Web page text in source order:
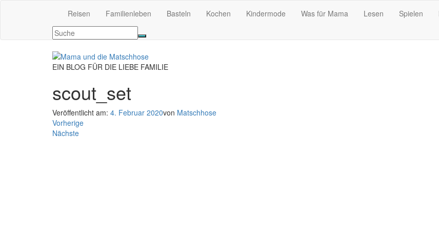
Reisen Familienleben Basteln Kochen Kindermode Was für Mama Lesen Spielen
EIN BLOG FÜR DIE LIEBE FAMILIE
scout_set
Veröffentlicht am: 4. Februar 2020von Matschhose
Vorherige
Nächste